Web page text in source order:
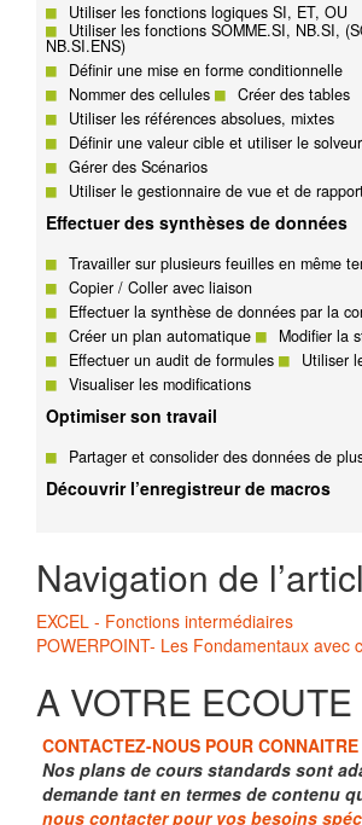
Utiliser les fonctions logiques SI, ET, OU
Utiliser les fonctions SOMME.SI, NB.SI,
NB.SI.ENS)
Définir une mise en forme conditionnelle
Nommer des cellules
Créer des tables
Utiliser les références absolues, mixtes
Définir une valeur cible et utiliser le solveur
Gérer des Scénarios
Utiliser le gestionnaire de vue et de
Effectuer des synthèses de données
Travailler sur plusieurs feuilles en même
Copier / Coller avec liaison
Effectuer la synthèse de données par la
Créer un plan automatique
Modifier la
Effectuer un audit de formules
Utiliser
Visualiser les modifications
Optimiser son travail
Partager et consolider des données de
Découvrir l’enregistreur de macros
Navigation de
EXCEL - Fonctions intermédiaires
POWERPOINT- Les Fondamentaux avec
A VOTRE ECOUTE
CONTACTEZ-NOUS POUR
Nos plans de cours standards sont
demande tant en termes de contenu
nous contacter pour vos besoins